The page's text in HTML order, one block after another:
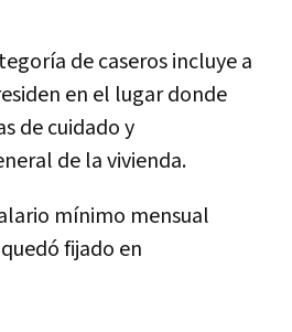
de caseros incluye a
en el lugar donde
de cuidado y
de la vivienda.
mínimo mensual
fijado en